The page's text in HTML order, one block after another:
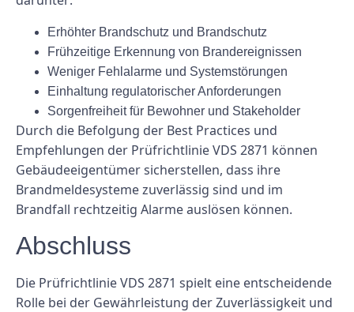
Erhöhter Brandschutz und Brandschutz
Frühzeitige Erkennung von Brandereignissen
Weniger Fehlalarme und Systemstörungen
Einhaltung regulatorischer Anforderungen
Sorgenfreiheit für Bewohner und Stakeholder
Durch die Befolgung der Best Practices und
Empfehlungen der Prüfrichtlinie VDS 2871 können
Gebäudeeigentümer sicherstellen, dass ihre
Brandmeldesysteme zuverlässig sind und im
Brandfall rechtzeitig Alarme auslösen können.
Abschluss
Die Prüfrichtlinie VDS 2871 spielt eine entscheidende
Rolle bei der Gewährleistung der Zuverlässigkeit und